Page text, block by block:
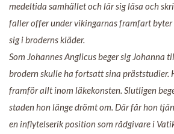
medeltida samhället och lär sig läsa och
faller offer under vikingarnas framfart
sig i broderns kläder.
Som Johannes Anglicus beger sig Johanna
brodern skulle ha fortsatt sina präststudier.
framför allt inom läkekonsten. Slutligen
staden hon länge drömt om. Där får hon
en inflytelserik position som rådgivare i